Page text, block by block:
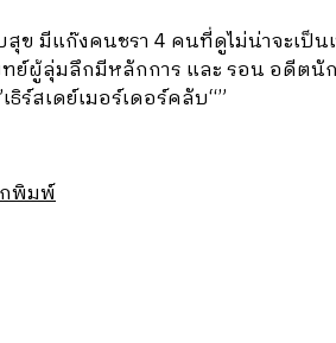
ข มีแก๊งคนชรา 4 คนที่ดูไม่น่าจะเป็
ผู้ลุ่มลึกมีหลักการ และ รอน อดีต
เธิร์สเดย์เมอร์เดอร์คลับ“”
พิมพ์